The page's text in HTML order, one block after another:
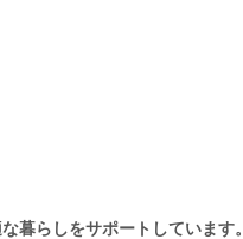
暮らしをサポートしています。